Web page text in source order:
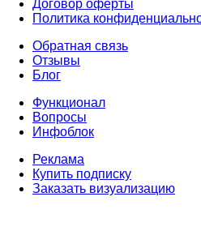
Договор оферты
Политика
Обратная связь
Отзывы
Блог
Функционал
Вопросы
Инфоблок
Реклама
Купить подписку
Заказать визуализацию